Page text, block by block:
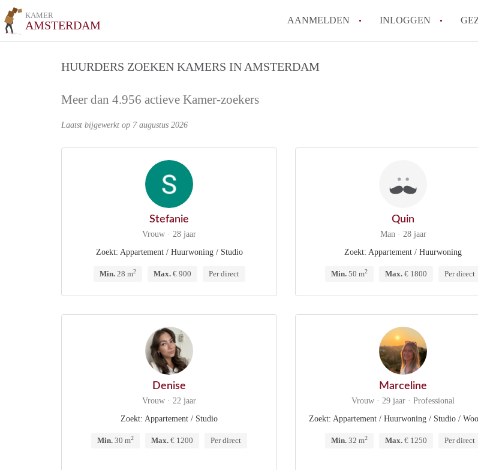
KAMER
AMSTERDAM AANMELDEN INLOGGEN
Wat is een
HUURDERS ZOEKEN KAMERS IN AMSTERDAM
Meer dan 4.956 actieve Kamer-zoekers
Laatst bijgewerkt op 7 augustus 2026
Stefanie
Vrouw · 28 jaar
Zoekt: Appartement / Huurwoning / Studio
Min.28 m2 Max.€ 900 Per direct
Quin
Man · 28 jaar
Zoekt: Appartement / Huurwoning
Min. 50 m2 Max. € 1800 Per direct
Denise
Vrouw · 22 jaar
Zoekt: Appartement / Studio
Min. 30 m2 Max. € 1200 Per direct
Marceline
Vrouw · 29 jaar · Professional
Zoekt: Appartement / Huurwoning / Studio /
Min. 32 m2 Max. € 1250 Per direct